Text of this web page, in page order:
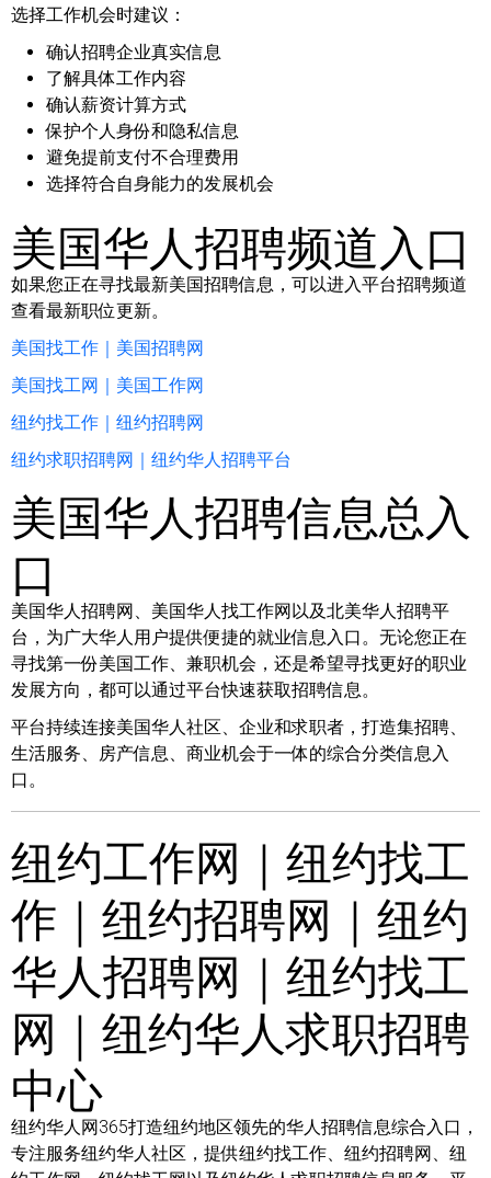
选择工作机会时建议：
确认招聘企业真实信息
了解具体工作内容
确认薪资计算方式
保护个人身份和隐私信息
避免提前支付不合理费用
选择符合自身能力的发展机会
美国华人招聘频道入口
如果您正在寻找最新美国招聘信息，可以进入平台招聘频道
查看最新职位更新。
美国找工作｜美国招聘网
美国找工网｜美国工作网
纽约找工作｜纽约招聘网
纽约求职招聘网｜纽约华人招聘平台
美国华人招聘信息总入
口
美国华人招聘网、美国华人找工作网以及北美华人招聘平
台，为广大华人用户提供便捷的就业信息入口。无论您正在
寻找第一份美国工作、兼职机会，还是希望寻找更好的职业
发展方向，都可以通过平台快速获取招聘信息。
平台持续连接美国华人社区、企业和求职者，打造集招聘、
生活服务、房产信息、商业机会于一体的综合分类信息入
口。
纽约工作网｜纽约找工
作｜纽约招聘网｜纽约
华人招聘网｜纽约找工
网｜纽约华人求职招聘
中心
纽约华人网365打造纽约地区领先的华人招聘信息综合入口，
专注服务纽约华人社区，提供纽约找工作、纽约招聘网、纽